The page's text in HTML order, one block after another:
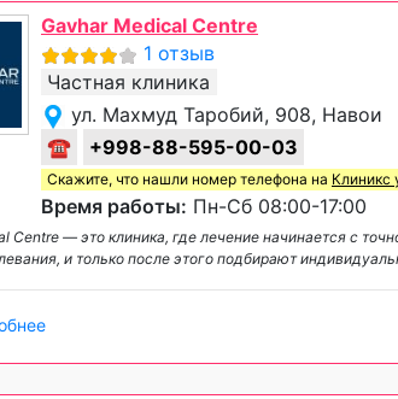
Gavhar Medical Centre
1 отзыв
Частная клиника
ул. Махмуд Таробий, 908, Навои
☎
+998-88-595-00-03
Скажите, что нашли номер телефона на Клиникс
Время работы: Пн-Сб 08:00-17:00
Centre — это клиника, где лечение начинается с
и только после этого подбирают